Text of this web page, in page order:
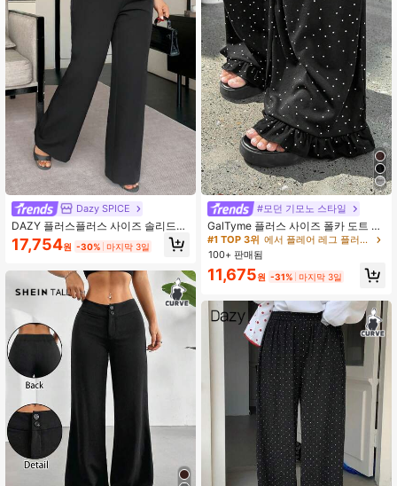
4.85 401K 팔로워
4.85
401K 팔로워
Dazy SPICE
DAZY 플러스플러스 사이즈 솔리드
컬러 루즈 스트레이트 레그 캐주얼 블
랙 팬츠, 올 시즌 롱 스타일 비즈니스
가을
17,754원 -30% 마지막 3일
#모던 기모노 스타일
GalTyme 플러스 사이즈 폴카 도트 프
린트 러플 헴 팬츠
#1 TOP 3위
에서 플레어 레그 플러스 사이즈 하의
100+ 판매됨
11,675원 -31% 마지막 3일